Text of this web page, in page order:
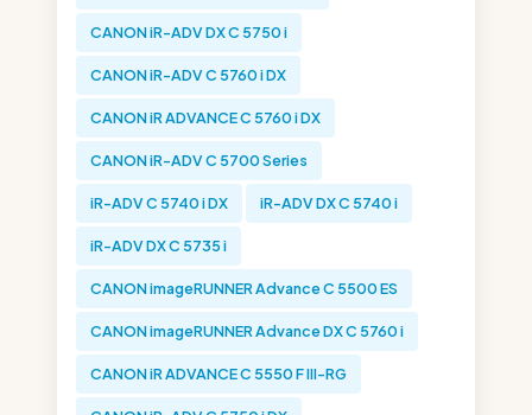
CANON iR-ADV DX C 5750 i
CANON iR-ADV C 5760 i DX
CANON iR ADVANCE C 5760 i DX
CANON iR-ADV C 5700 Series
iR-ADV C 5740 i DX iR-ADV DX C 5740 i
iR-ADV DX C 5735 i
CANON imageRUNNER Advance C 5500 ES
CANON imageRUNNER Advance DX C 5760 i
CANON iR ADVANCE C 5550 F III-RG